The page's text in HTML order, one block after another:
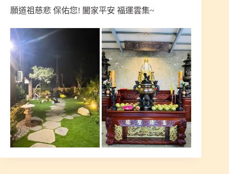
願道祖慈悲 保佑您! 闔家平安 福運雲集~